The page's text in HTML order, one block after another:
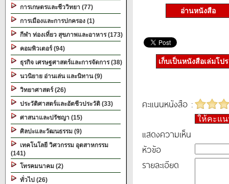
การเกษตรและชีววิทยา (77)
การเมืองและการปกครอง (1)
กีฬา ท่องเที่ยว สุขภาพและอาหาร (173)
คอมพิวเตอร์ (94)
ธุรกิจ เศรษฐศาสตร์และการจัดการ (38)
นวนิยาย อ่านเล่น และนิทาน (9)
วิทยาศาสตร์ (26)
ประวัติศาสตร์และอัตชีวประวัติ (33)
ศาสนาและปรัชญา (15)
ศิลปะและวัฒนธรรม (9)
เทคโนโลยี วิศวกรรม อุตสาหกรรม
(141)
โทรคมนาคม (2)
ทั่วไป (26)
อ่านหนังสือ
เก็บเป็นหนังสือเล่มโป
คะแนนหนังสือ :
ให้คะแ
แสดงความเห็น
หัวข้อ
รายละเอียด